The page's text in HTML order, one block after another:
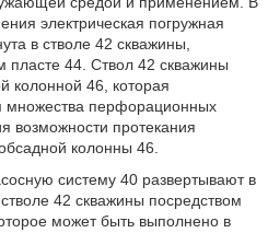
электрическая погружная
в стволе 42 скважины,
пласте 44. Ствол 42 скважины
колонной 46, которая
множества перфорационных
возможности протекания
колонны 46.
систему 40 развертывают в
42 скважины посредством
может быть выполнено в